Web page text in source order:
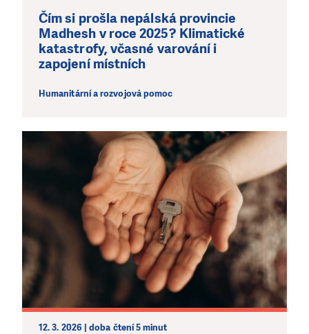
Čím si prošla nepálská provincie
Madhesh v roce 2025? Klimatické
katastrofy, včasné varování i
zapojení místních
Humanitární a rozvojová pomoc
12. 3. 2026 | doba čtení 5 minut